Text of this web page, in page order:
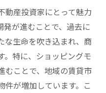
産投資を成功させる
秘訣
のポイント
用した投資戦略
動産投資家にとって魅力
発が進むことで、過去に
な生命を吹き込まれ、商
。特に、ショッピングモ
むことで、地域の賃貸市
件が増加しています。こ